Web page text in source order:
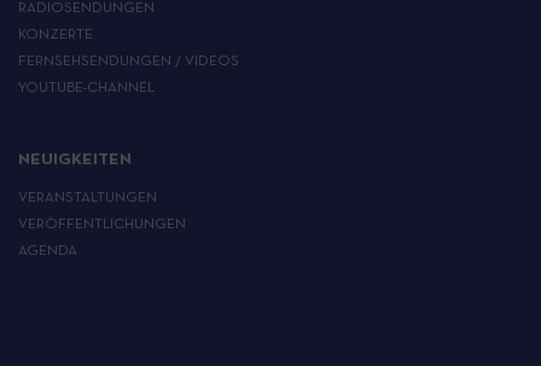
RADIOSENDUNGEN
KONZERTE
FERNSEHSENDUNGEN / VIDEOS
YOUTUBE-CHANNEL
NEUIGKEITEN
VERANSTALTUNGEN
VERÖFFENTLICHUNGEN
AGENDA